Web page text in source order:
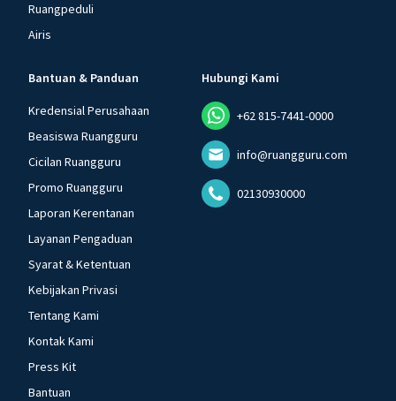
Ruangpeduli
Airis
Bantuan & Panduan
Kredensial Perusahaan
Beasiswa Ruangguru
Cicilan Ruangguru
Promo Ruangguru
Laporan Kerentanan
Layanan Pengaduan
Syarat & Ketentuan
Kebijakan Privasi
Tentang Kami
Kontak Kami
Press Kit
Bantuan
Hubungi Kami
+62 815-7441-0000
info@ruangguru.com
02130930000